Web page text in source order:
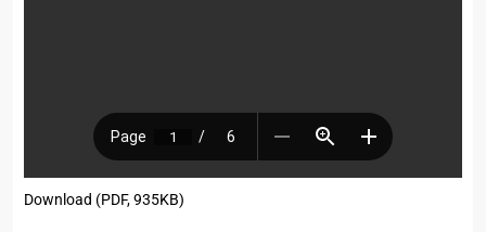
Download (PDF, 935KB)